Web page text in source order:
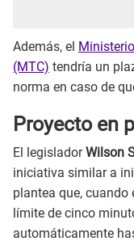
Además, el
(MTC) tendría un
norma en caso de
Proyecto en
El legisladorWilson
iniciativa similar a
plantea que, cuando
límite de cinco
automáticamente